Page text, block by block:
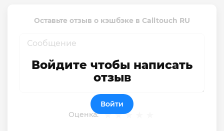
Оставьте отзыв о кэшбэке в Calltouch RU
Оценка:
Войдите чтобы написать
отзыв
Войти